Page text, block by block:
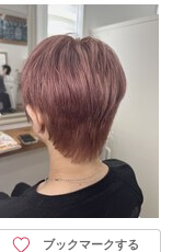
ブックマークする